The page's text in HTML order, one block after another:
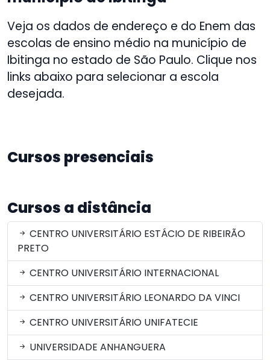
Veja os dados de endereço e do Enem das
escolas de ensino médio na município de
Ibitinga no estado de São Paulo. Clique nos
links abaixo para selecionar a escola
desejada.
Cursos presenciais
Cursos a distância
CENTRO UNIVERSITÁRIO ESTÁCIO DE RIBEIRÃO
PRETO
CENTRO UNIVERSITÁRIO INTERNACIONAL
CENTRO UNIVERSITÁRIO LEONARDO DA VINCI
CENTRO UNIVERSITÁRIO UNIFATECIE
UNIVERSIDADE ANHANGUERA